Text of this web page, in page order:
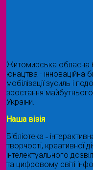
Житомирська обласна
юнацтва - інноваційна
мобілізації зусиль і
зростання
України.
Наша візія
Бібліотека ˗
творчості, креативної
інтелектуального
та цифровому світі